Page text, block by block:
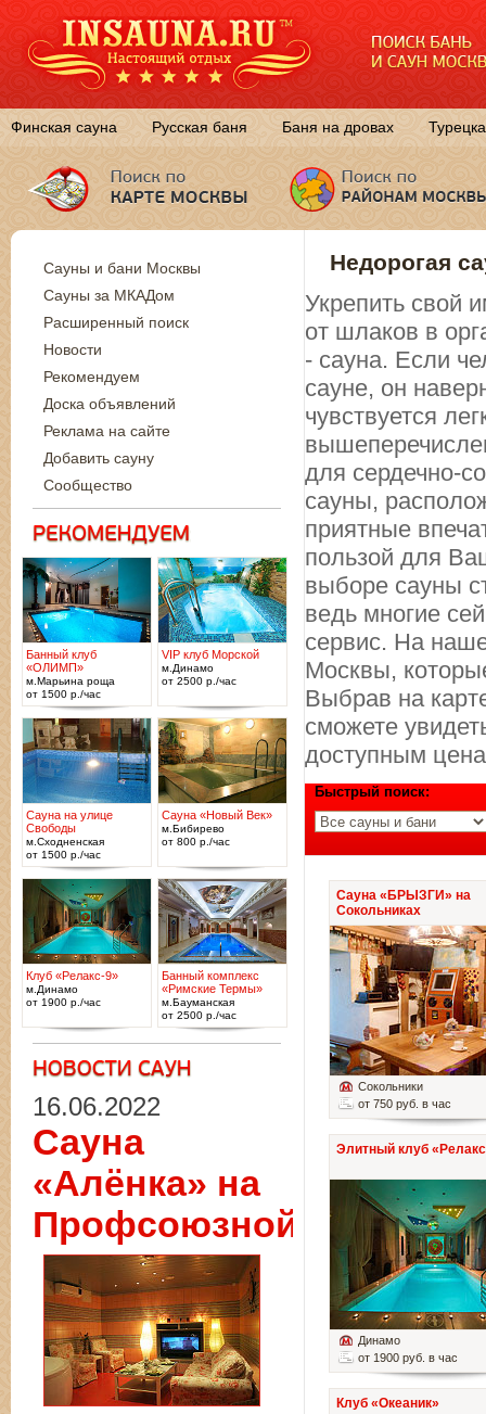
Финская сауна Русская баня Баня на дровах
Недорогая
Укрепить свой
от шлаков в
- сауна. Если
сауне, он
чувствуется
для сердечно-
сауны,
приятные
пользой для
выборе сауны
ведь многие
сервис. На
Москвы,
Выбрав на
сможете
доступным
Быстрый поиск:
Сауна «БРЫЗГИ» на
Сокольниках
Сокольники
от 750 руб. в час
Элитный клуб
Динамо
от 1900 руб. в час
Клуб «Океаник»
Сауны и бани Москвы
Сауны за МКАДом
Расширенный поиск
Новости
Рекомендуем
Доска объявлений
Реклама на сайте
Добавить сауну
Сообщество
Банный клуб
«ОЛИМП»
м.Марьина роща
от 1500 р./час
VIP клуб Морской
м.Динамо
от 2500 р./час
Сауна на улице
Свободы
м.Сходненская
от 1500 р./час
Сауна «Новый Век»
м.Бибирево
от 800 р./час
Клуб «Релакс-9»
м.Динамо
от 1900 р./час
Банный комплекс
«Римские Термы»
м.Бауманская
от 2500 р./час
16.06.2022
Сауна
«Алёнка» на
Профсоюзной